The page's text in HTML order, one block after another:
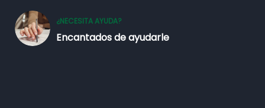
¿NECESITA AYUDA?
Encantados de ayudarle